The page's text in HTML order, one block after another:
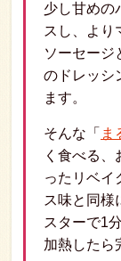
少し甘めの
スし、より
ソーセージ
のドレッシ
ます。
そんな「 ま
く食べる
ったリベイ
ス味と同様
スターで1
加熱したら